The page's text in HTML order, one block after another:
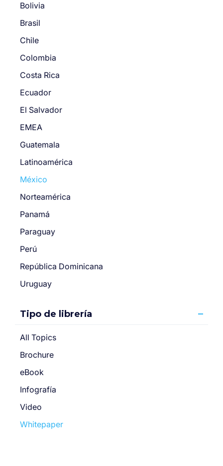
Bolivia
Brasil
Chile
Colombia
Costa Rica
Ecuador
El Salvador
EMEA
Guatemala
Latinoamérica
México
Norteamérica
Panamá
Paraguay
Perú
República Dominicana
Uruguay
Tipo de librería
All Topics
Brochure
eBook
Infografía
Video
Whitepaper